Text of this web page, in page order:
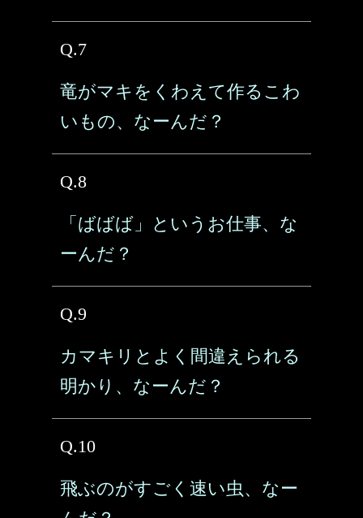
Q.7
竜がマキをくわえて作るこわ
いもの、なーんだ？
Q.8
「ばばば」というお仕事、な
ーんだ？
Q.9
カマキリとよく間違えられる
明かり、なーんだ？
Q.10
飛ぶのがすごく速い虫、なー